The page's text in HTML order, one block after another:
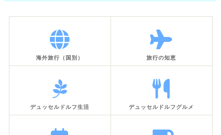
海外旅行（国別） 旅行の知恵
デュッセルドルフ生活 デュッセルドルフグルメ